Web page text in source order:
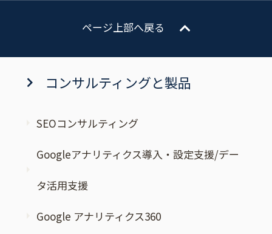
ページ上部へ戻る
コンサルティングと製品
SEOコンサルティング
Googleアナリティクス導入・設定支援/デー
タ活用支援
Google アナリティクス360